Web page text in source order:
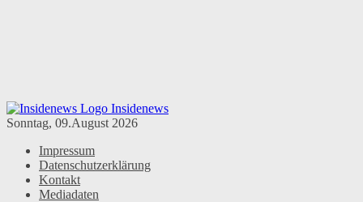
Insidenews
Sonntag, 09.August 2026
Impressum
Datenschutzerklärung
Kontakt
Mediadaten